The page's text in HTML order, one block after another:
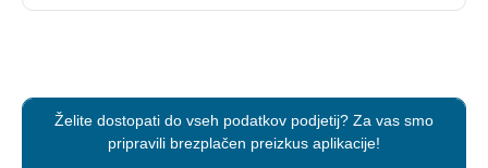
Želite dostopati do vseh podatkov podjetij? Za vas smo
pripravili brezplačen preizkus aplikacije!